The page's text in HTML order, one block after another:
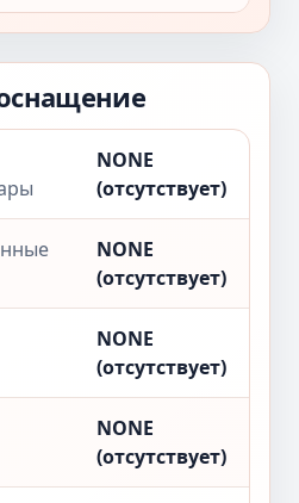
NONE
(отсутствует)
NONE
(отсутствует)
NONE
(отсутствует)
NONE
(отсутствует)